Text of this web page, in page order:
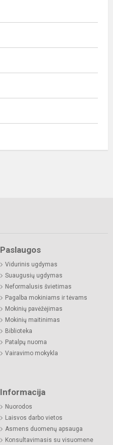
Paslaugos
Vidurinis ugdymas
Suaugusių ugdymas
Neformalusis švietimas
Pagalba mokiniams ir tėvams
Mokinių pavėžėjimas
Mokinių maitinimas
Biblioteka
Patalpų nuoma
Vairavimo mokykla
Informacija
Nuorodos
Laisvos darbo vietos
Asmens duomenų apsauga
Konsultavimasis su visuomene